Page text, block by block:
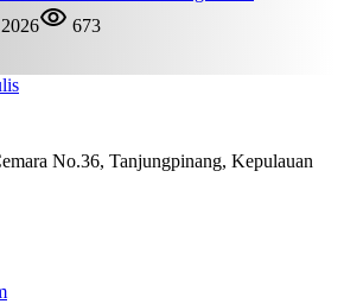
673
No.36, Tanjungpinang, Kepulauan